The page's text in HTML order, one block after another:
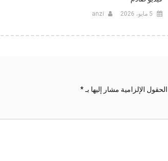
5 مايو، 2026 anzi
الحقول الإلزامية مشار إليها بـ*